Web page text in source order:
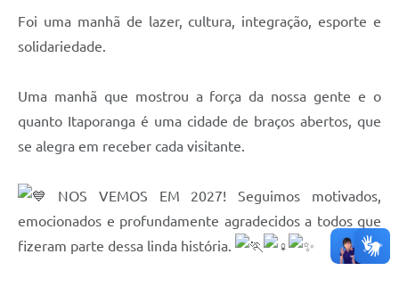
Foi uma manhã de lazer, cultura, integração, esporte e
solidariedade.
Uma manhã que mostrou a força da nossa gente e o
quanto Itaporanga é uma cidade de braços abertos, que
se alegra em receber cada visitante.
NOS VEMOS EM 2027! Seguimos motivados,
emocionados e profundamente agradecidos a todos que
fizeram parte dessa linda história.